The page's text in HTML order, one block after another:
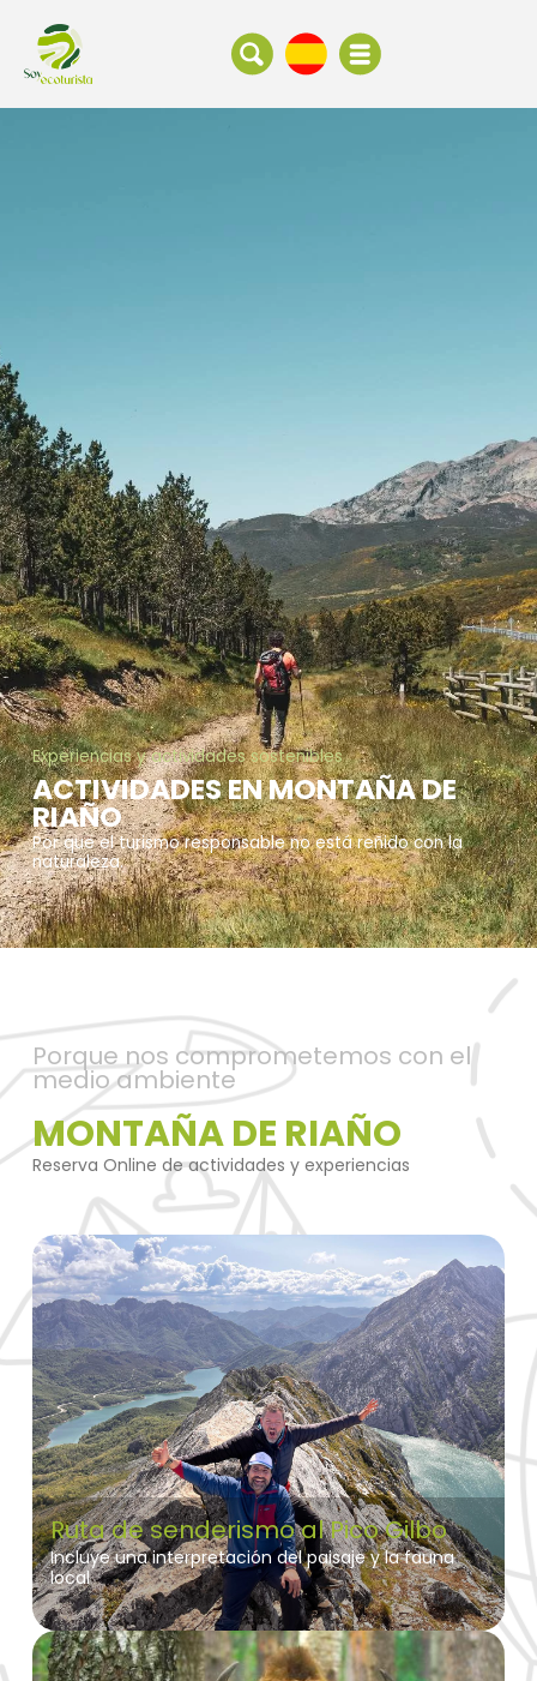
Experiencias y actividades sostenibles
ACTIVIDADES EN MONTAÑA DE
RIAÑO
Por que el turismo responsable no está reñido con la
naturaleza.
Porque nos comprometemos con el
medio ambiente
MONTAÑA DE RIAÑO
Reserva Online de actividades y experiencias
Ruta de senderismo al Pico Gilbo
Incluye una interpretación del paisaje y la fauna
local